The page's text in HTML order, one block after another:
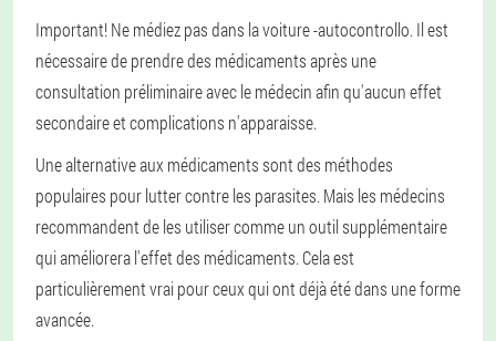
Important! Ne médiez pas dans la voiture -autocontrollo. Il est
nécessaire de prendre des médicaments après une
consultation préliminaire avec le médecin afin qu'aucun effet
secondaire et complications n'apparaisse.
Une alternative aux médicaments sont des méthodes
populaires pour lutter contre les parasites. Mais les médecins
recommandent de les utiliser comme un outil supplémentaire
qui améliorera l'effet des médicaments. Cela est
particulièrement vrai pour ceux qui ont déjà été dans une forme
avancée.